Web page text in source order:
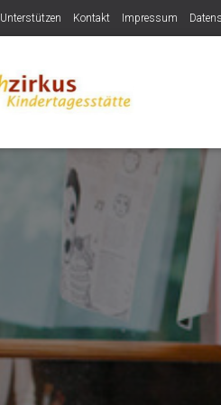
Unterstützen Kontakt Impressum